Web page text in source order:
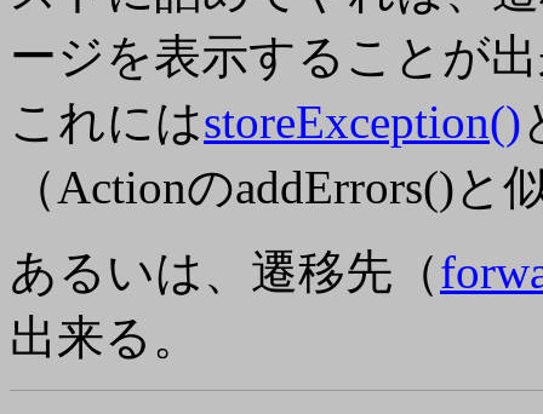
ージを表示することが
これにはstoreException()
（ActionのaddErrors()
あるいは、遷移先（
出来る。